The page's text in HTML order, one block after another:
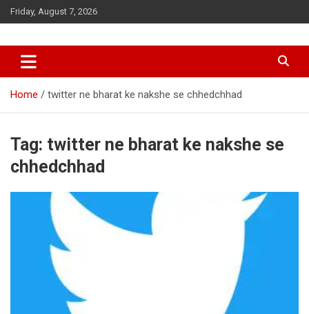
Skip
to
Friday, August 7, 2026
Home twitter ne bharat ke nakshe se chhedchhad
Tag: twitter ne bharat ke nakshe se
chhedchhad